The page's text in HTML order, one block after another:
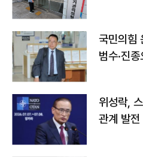
국민의힘
범수·진
위성락,
관계 발전